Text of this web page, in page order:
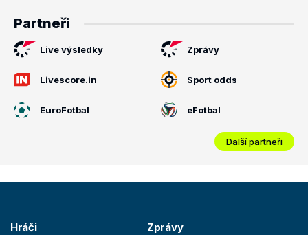
Partneři
Live výsledky Zprávy
Livescore.in Sport odds
EuroFotbal eFotbal
Další partneři
Hráči Zprávy